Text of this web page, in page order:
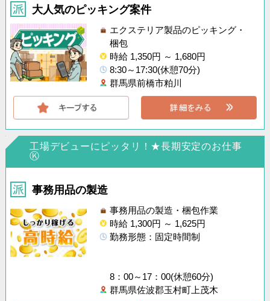
大人気のピッキング案件
エクステリア製品のピッキング・
梱包
時給 1,350円 ～ 1,680円
8:30～17:30(休憩70分)
群馬県前橋市粕川
工場デビューにピッタリ！★長期安定のお仕事
Ⓚ
事務用品の製造
事務用品の製造・梱包作業
時給 1,300円 ～ 1,625円
勤務形態：固定時間制
8：00～17：00(休憩60分)
群馬県佐波郡玉村町上茂木